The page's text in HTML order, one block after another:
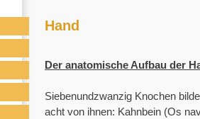
Hand
Der anatomische Aufbau der
Siebenundzwanzig Knochen
acht von ihnen: Kahnbein (Os